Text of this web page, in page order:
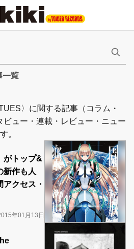
一覧
〉に関する記事（コラム・
ビュー・連載・レビュー・ニュー
。
がトップ&
新作も人
クセス・
年01月13日